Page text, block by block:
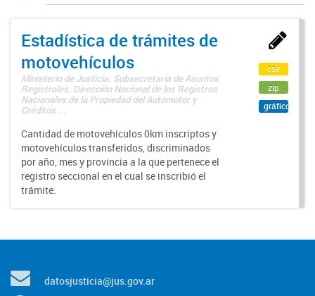
Estadística de trámites de
motovehículos
Ministerio de Justicia. Subsecretaría de Asuntos
Registrales. Dirección Nacional de los Registros
Nacionales de la Propiedad del Automotor y
Créditos ...
Cantidad de motovehículos 0km inscriptos y
motovehículos transferidos, discriminados
por año, mes y provincia a la que pertenece el
registro seccional en el cual se inscribió el
trámite.
csv
zip
gráfico
datosjusticia@jus.gov.ar